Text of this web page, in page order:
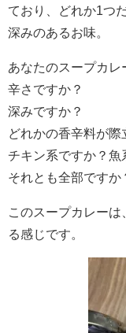
ており、どれか1つ
深みのあるお味。
あなたのスープカレ
辛さですか？
深みですか？
どれかの香辛料が際
チキン系ですか？魚
それとも全部ですか
このスープカレー
る感じです。